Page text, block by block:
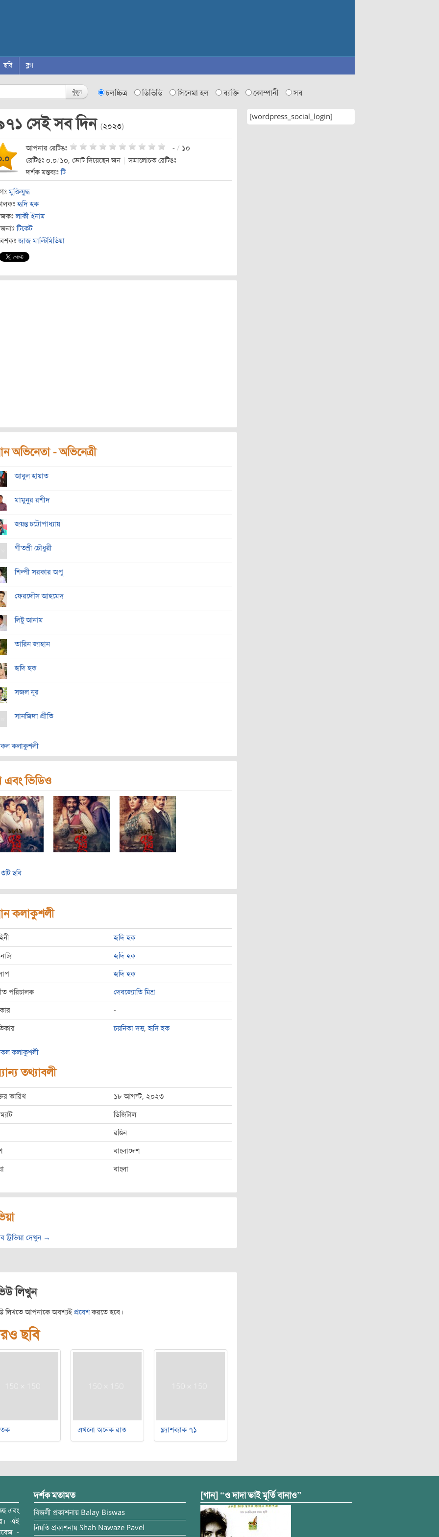
ছবি ব্লগ
খুঁজুন চলচ্চিত্র ডিভিডি সিনেমা হল ব্যক্তি কোম্পানী সব
সেই সব দিন (২০২৩)
আপনার রেটিঙঃ - / ১০
রেটিঙঃ ০.০/১০, ভোট দিয়েছেন জন
সমালোচক রেটিঙঃ
দর্শক মন্তব্যঃটি
মুক্তিযুদ্ধ
হৃদি হক
লাকী ইনাম
টিকেট
জাজ মাল্টিমিডিয়া
অভিনেতা - অভিনেত্রী
আবুল হায়াত
মামুনুর রশীদ
জয়ন্ত চট্টোপাধ্যায়
গীতশ্রী চৌধুরী
শিল্পী সরকার অপু
ফেরদৌস আহমেদ
লিটু আনাম
তারিন জাহান
হৃদি হক
সজল নূর
সানজিদা প্রীতি
কলাকুশলী
এবং ভিডিও
৩টি ছবি
কলাকুশলী
হৃদি হক
হৃদি হক
হৃদি হক
পরিচালক দেবজ্যোতি মিশ্র
-
চয়নিকা দত্ত,হৃদি হক
কলাকুশলী
তথ্যাবলী
তারিখ ১৮ আগস্ট, ২০২৩
ডিজিটাল
রঙিন
বাংলাদেশ
বাংলা
ট্রিভিয়া দেখুন →
লিখুন
লিখতে আপনাকে অবশ্যইপ্রবেশকরতে হবে।
ছবি
এখনো অনেক রাত ফ্ল্যাশব্যাক ৭১
[wordpress_social_login]
এবং
এই
-
দর্শক মতামত
বিজলী প্রকাশনায় Balay Biswas
নিয়তি প্রকাশনায় Shah Nawaze Pavel
[গান] “ও দাদা ভাই মূর্তি বানাও”